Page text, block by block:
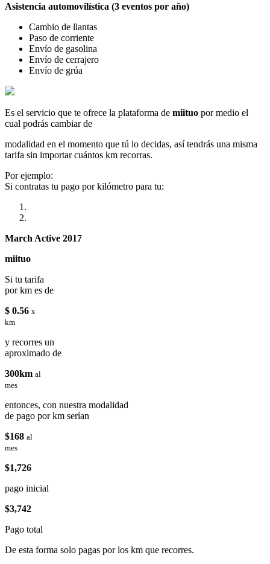
Asistencia automovilística (3 eventos por año)
Cambio de llantas
Paso de corriente
Envío de gasolina
Envío de cerrajero
Envío de grúa
Es el servicio que te ofrece la plataforma de miituo por medio el
cual podrás cambiar de
modalidad en el momento que tú lo decidas, así tendrás una misma
tarifa sin importar cuántos km recorras.
Por ejemplo:
Si contratas tu pago por kilómetro para tu:
March Active 2017
miituo
Si tu tarifa
por km es de
$ 0.56 x
km
y recorres un
aproximado de
300km al
mes
entonces, con nuestra modalidad
de pago por km serían
$168 al
mes
$1,726
pago inicial
$3,742
Pago total
De esta forma solo pagas por los km que recorres.